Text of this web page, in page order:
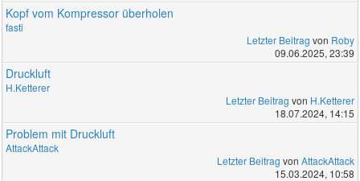
Kopf vom Kompressor überholen
fasti
Letzter Beitrag von Roby
09.06.2025, 23:39
Druckluft
H.Ketterer
Letzter Beitrag von H.Ketterer
18.07.2024, 14:15
Problem mit Druckluft
AttackAttack
Letzter Beitrag von AttackAttack
15.03.2024, 10:58